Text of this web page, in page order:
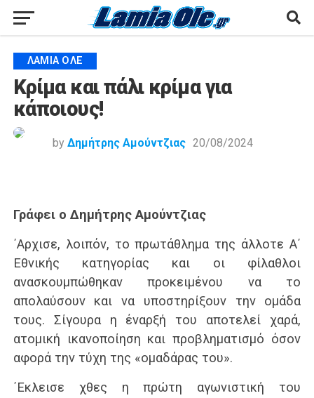
ΛΑΜΙΑ ΟΛΕ
Κρίμα και πάλι κρίμα για
κάποιους!
by Δημήτρης Αμούντζιας 20/08/2024
Γράφει ο Δημήτρης Αμούντζιας
΄Αρχισε, λοιπόν, το πρωτάθλημα της άλλοτε Α΄
Εθνικής κατηγορίας και οι φίλαθλοι
ανασκουμπώθηκαν προκειμένου να το
απολαύσουν και να υποστηρίξουν την ομάδα
τους. Σίγουρα η έναρξή του αποτελεί χαρά,
ατομική ικανοποίηση και προβληματισμό όσον
αφορά την τύχη της «ομαδάρας του».
΄Εκλεισε χθες η πρώτη αγωνιστική του